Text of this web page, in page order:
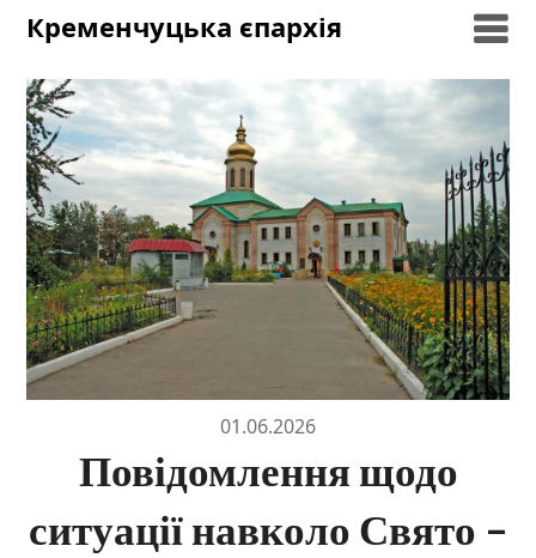
SkipКременчуцька єпархія
01.06.2026
Повідомлення щодо
ситуації навколо Свято –